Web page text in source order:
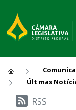
Últimas
Últimas
RSS